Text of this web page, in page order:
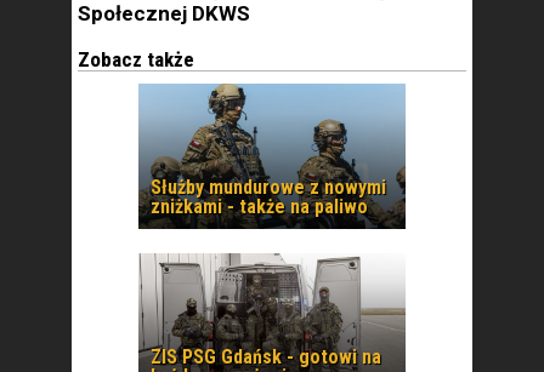
Społecznej DKWS
Zobacz także
Służby mundurowe z nowymi
zniżkami - także na paliwo
ZIS PSG Gdańsk - gotowi na